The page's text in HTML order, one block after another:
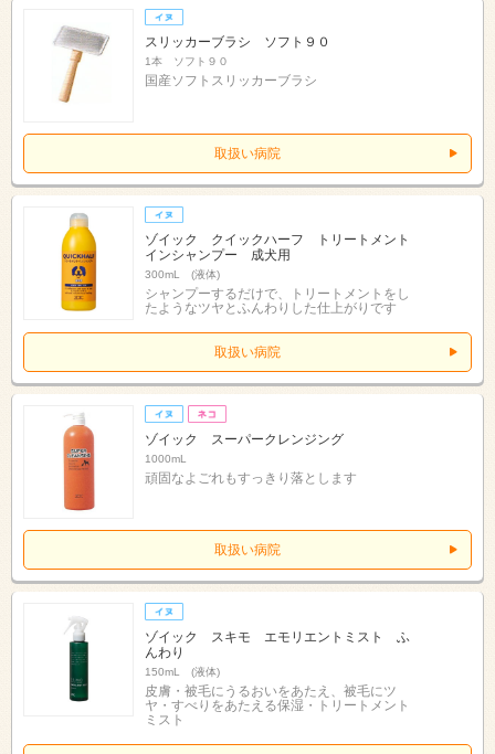
スリッカーブラシ ソフト９０
1本 ソフト９０
国産ソフトスリッカーブラシ
取扱い病院
ゾイック クイックハーフ トリートメント
インシャンプー 成犬用
300mL (液体)
シャンプーするだけで、トリートメントをし
たようなツヤとふんわりした仕上がりです
取扱い病院
ゾイック スーパークレンジング
1000mL
頑固なよごれもすっきり落とします
取扱い病院
ゾイック スキモ エモリエントミスト ふ
んわり
150mL (液体)
皮膚・被毛にうるおいをあたえ、被毛にツ
ヤ・すべりをあたえる保湿・トリートメント
ミスト